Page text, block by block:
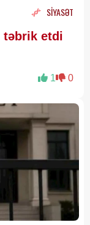
SİYASƏT
təbrik etdi
1 0